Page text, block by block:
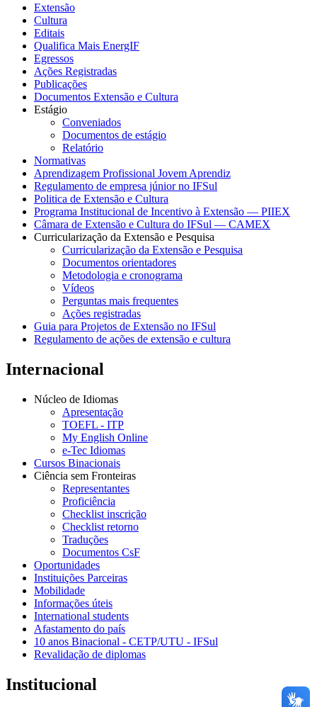
Extensão
Cultura
Editais
Qualifica Mais EnergIF
Egressos
Ações Registradas
Publicações
Documentos Extensão e Cultura
Estágio
Conveniados
Documentos de estágio
Relatório
Normativas
Aprendizagem Profissional Jovem Aprendiz
Regulamento de empresa júnior no IFSul
Politica de Extensão e Cultura
Programa Institucional de Incentivo à Extensão — PIIEX
Câmara de Extensão e Cultura do IFSul — CAMEX
Curricularização da Extensão e Pesquisa
Curricularização da Extensão e Pesquisa
Documentos orientadores
Metodologia e cronograma
Vídeos
Perguntas mais frequentes
Ações registradas
Guia para Projetos de Extensão no IFSul
Regulamento de ações de extensão e cultura
Internacional
Núcleo de Idiomas
Apresentação
TOEFL - ITP
My English Online
e-Tec Idiomas
Cursos Binacionais
Ciência sem Fronteiras
Representantes
Proficiência
Checklist inscrição
Checklist retorno
Traduções
Documentos CsF
Oportunidades
Instituições Parceiras
Mobilidade
Informações úteis
International students
Afastamento do país
10 anos Binacional - CETP/UTU - IFSul
Revalidação de diplomas
Institucional